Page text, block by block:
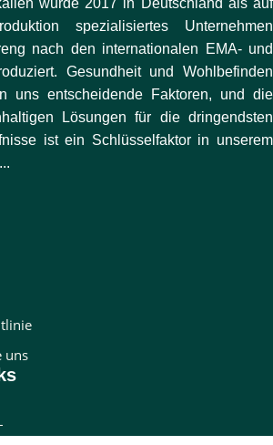
wurde 2017 in Deutschland als auf
spezialisiertes Unternehmen
nach den internationalen EMA- und
Gesundheit und Wohlbefinden
uns entscheidende Faktoren, und die
Lösungen für die dringendsten
ist ein Schlüsselfaktor in unserem
uns